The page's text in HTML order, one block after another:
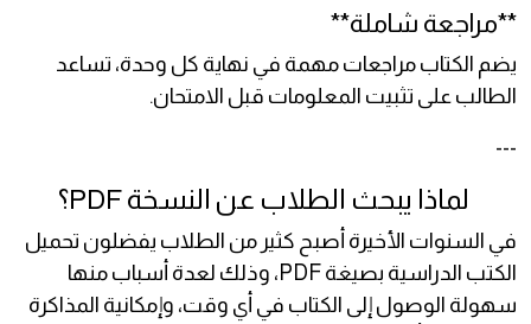
**مراجعة شاملة**
يضم الكتاب مراجعات مهمة في نهاية كل وحدة، تساعد
الطالب على تثبيت المعلومات قبل الامتحان.
---
لماذا يبحث الطلاب عن النسخة PDF؟
في السنوات الأخيرة أصبح كثير من الطلاب يفضلون تحميل
الكتب الدراسية بصيغة PDF، وذلك لعدة أسباب منها
سهولة الوصول إلى الكتاب في أي وقت، وإمكانية المذاكرة